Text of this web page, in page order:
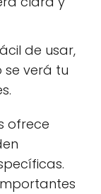
de usar,
verá tu
ofrece